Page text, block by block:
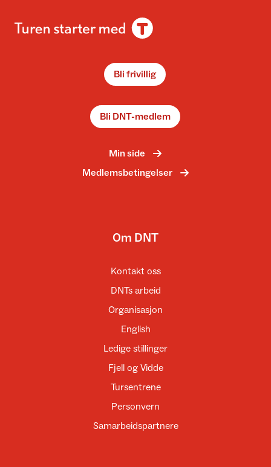
Bli frivillig
Bli DNT-medlem
Min side
Medlemsbetingelser
Om DNT
Kontakt oss
DNTs arbeid
Organisasjon
English
Ledige stillinger
Fjell og Vidde
Tursentrene
Personvern
Samarbeidspartnere